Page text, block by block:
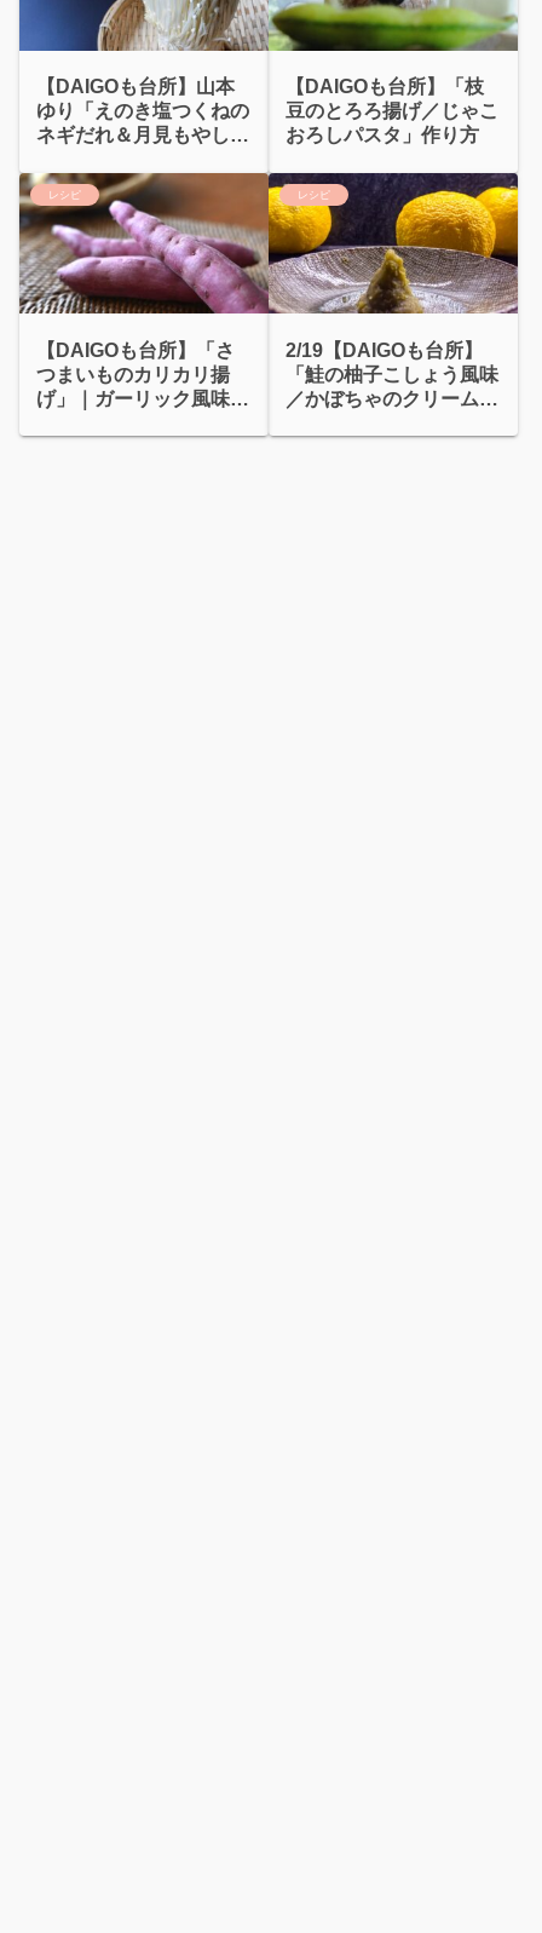
【DAIGOも台所】山本
ゆり「えのき塩つくねの
ネギだれ＆月見もやしつ
【DAIGOも台所】「枝
豆のとろろ揚げ／じゃこ
おろしパスタ」作り方
レシピ
【DAIGOも台所】「さ
つまいものカリカリ揚
げ」｜ガーリック風味フ
レシピ
2/19【DAIGOも台所】
「鮭の柚子こしょう風味
／かぼちゃのクリームチ